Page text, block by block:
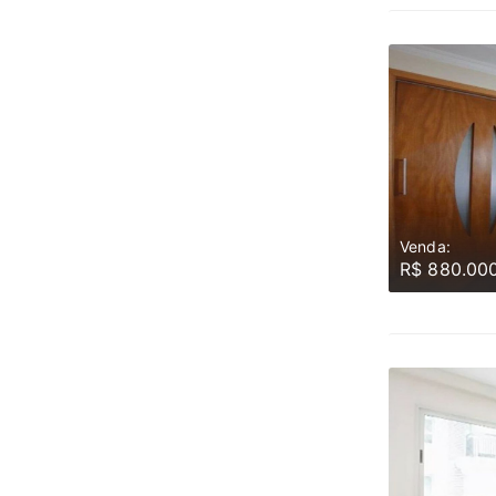
Venda:
R$